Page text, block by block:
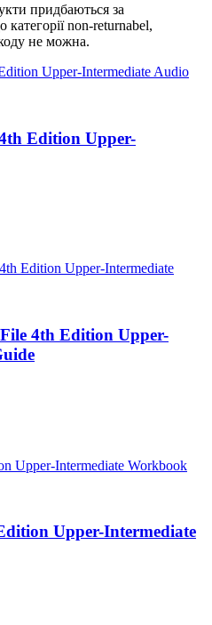
придбаються за
категорії non-returnabel,
не можна.
Edition Upper-
4th Edition Upper-
Upper-Intermediate